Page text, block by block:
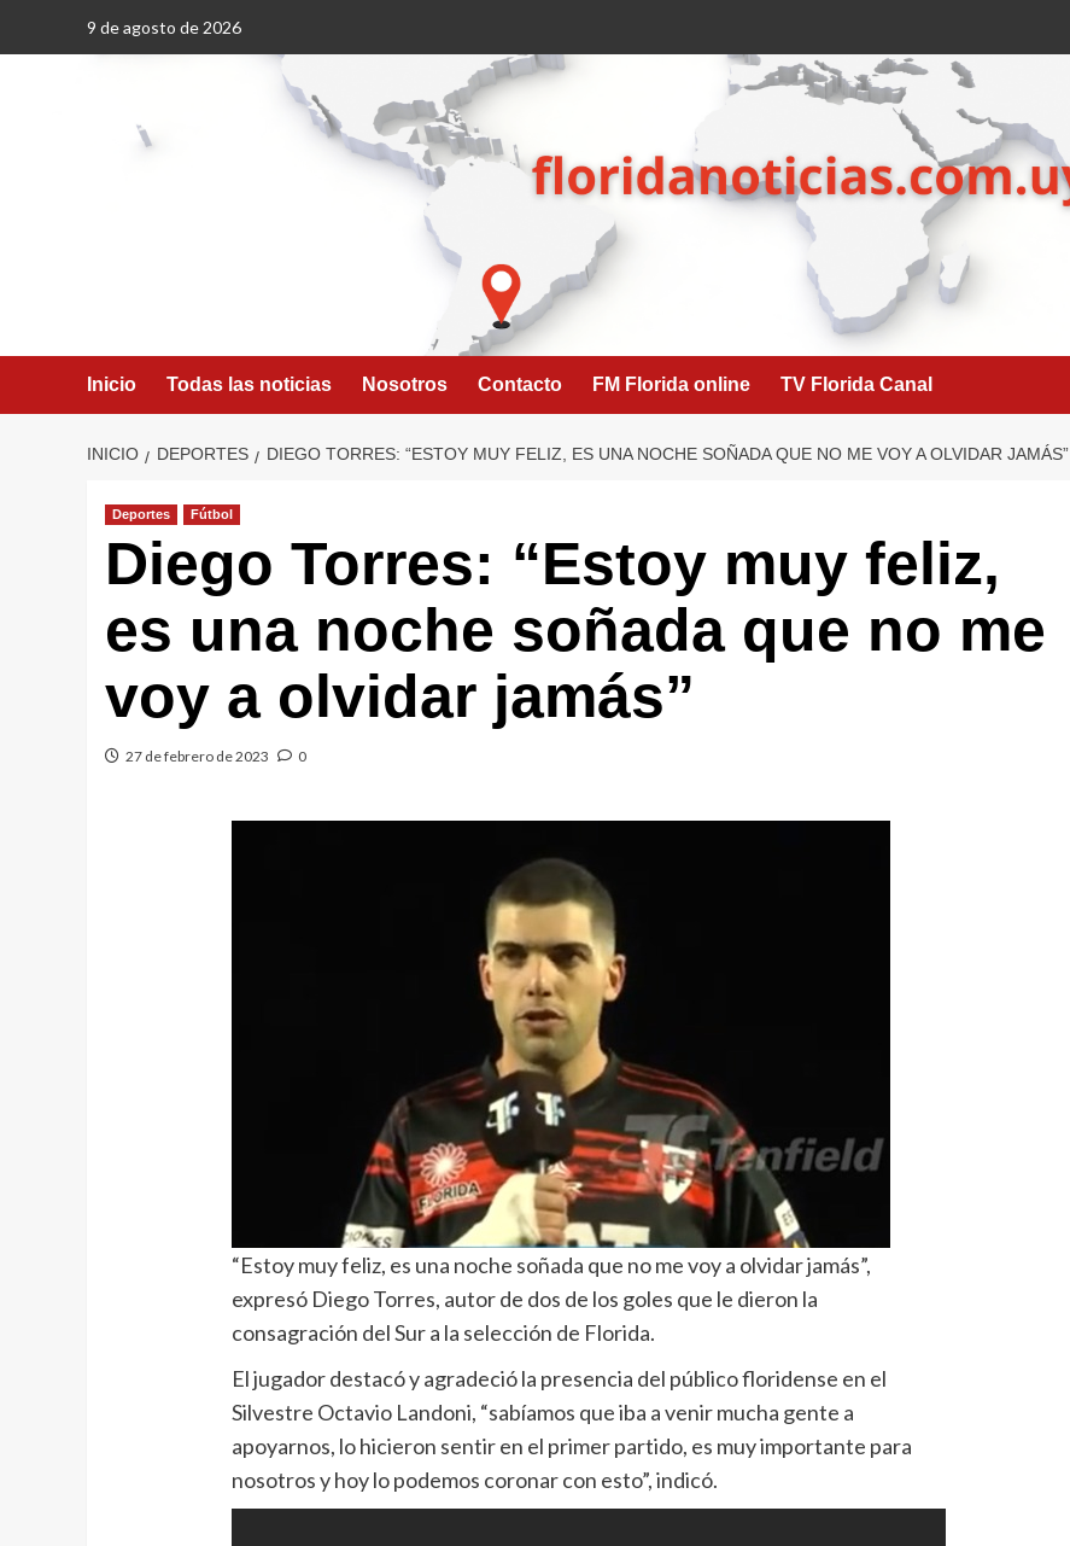
9 de agosto de 2026
Inicio Todas las noticias Nosotros Contacto FM Florida online TV Florida Canal
INICIO DEPORTES DIEGO TORRES: “ESTOY MUY FELIZ, ES UNA NOCHE SOÑADA QUE NO ME VOY A OLVIDAR JAMÁS”
Deportes Fútbol
Diego Torres: “Estoy muy feliz,
es una noche soñada que no me
voy a olvidar jamás”
27 de febrero de 2023 0
“Estoy muy feliz, es una noche soñada que no me voy a olvidar jamás”,
expresó Diego Torres, autor de dos de los goles que le dieron la
consagración del Sur a la selección de Florida.
El jugador destacó y agradeció la presencia del público floridense en el
Silvestre Octavio Landoni, “sabíamos que iba a venir mucha gente a
apoyarnos, lo hicieron sentir en el primer partido, es muy importante para
nosotros y hoy lo podemos coronar con esto”, indicó.